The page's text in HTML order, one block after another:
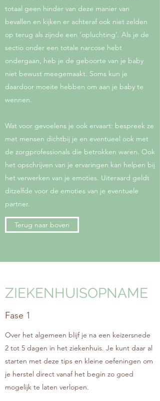
totaal geen hinder van deze manier van
bevallen en kijken er achteraf ook niet zelden
op terug als zijnde een ‘opluchting’. Als je de
sectio onder een totale narcose hebt
ondergaan, heb je de geboorte van je baby
niet bewust meegemaakt. Soms kun je
daardoor moeite hebben om aan je baby te
wennen.
Wat voor gevoelens je ook ervaart: bespreek ze
met mensen dichtbij je en eventueel ook met
de zorgprofessionals die betrokken waren. Ook
het opschrijven van je ervaringen kan helpen bij
het verwerken van je emoties. Uiteraard geldt
ditzelfde voor de emoties van je eventuele
partner.
Terug naar boven
ZIEKENHUISOPNAME
Fase 1
Over het algemeen blijf je na een keizersnede
2 tot 5 dagen in het ziekenhuis. Je kunt daar al
starten met deze tips en kleine oefeningen om
je herstel direct vanaf het begin zo goed
mogelijk te laten verlopen.